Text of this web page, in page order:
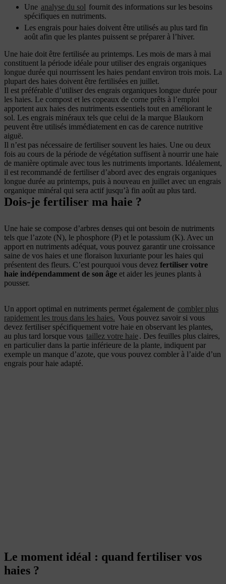
Une analyse du sol fournit des informations sur les besoins
spécifiques en nutriments.
Les engrais pour haies doivent être utilisés au plus tard fin
août afin que les plantes puissent se préparer à l’hiver.
Une haie doit être fertilisée au printemps. Les mois de mars à mai
constituent la période idéale pour utiliser des engrais organiques
longue durée qui nourrissent les haies pendant environ trois mois. La
plupart des haies doivent être fertilisées en juillet.
Il est préférable d’utiliser des engrais organiques longue durée pour
les haies. Le compost et les copeaux de corne prêts à l’emploi
apportent aux haies des nutriments essentiels tout en améliorant le
sol. Les engrais minéraux tels que celui de la marque Blaukorn
peuvent être utilisés immédiatement en cas de carence nutritive
aiguë.
Il n’est pas nécessaire de fertiliser souvent les haies. Une ou deux
fois au cours de la période de végétation suffisent à nourrir une haie
de manière optimale avec tous les nutriments importants. Idéalement,
il est recommandé de fertiliser d’abord avec des engrais organiques
longue durée au printemps, puis à nouveau en juillet avec un engrais
organique minéral qui sera actif jusqu’à fin août au plus tard.
Dois-je fertiliser ma haie ?
Une haie se compose d’arbres denses qui ont besoin de nutriments
tels que l’azote (N), le phosphore (P) et le potassium (K). Avec un
apport en nutriments adéquat, vous pouvez garantir une croissance
saine de vos haies et une floraison luxuriante pour les haies qui
présentent des fleurs. C’est pourquoi vous devez fertiliser votre
haie indépendamment de son âge et aider les jeunes plants à
pousser.
Un apport optimal en nutriments permet également de combler plus
rapidement les trous dans les haies. Vous pouvez savoir si vous
devez fertiliser spécifiquement votre haie en observant les plantes,
au plus tard lorsque vous taillez votre haie. Des feuilles plus claires,
en particulier dans la partie inférieure de la plante, indiquent par
exemple un manque d’azote, que vous pouvez combler à l’aide d’un
engrais pour haie adapté.
Le moment idéal : quand fertiliser vos
haies ?